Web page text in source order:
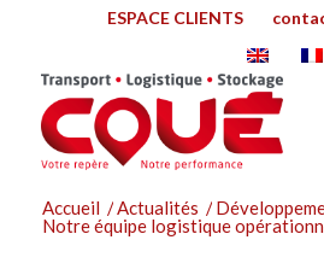
ESPACE CLIENTS
Accueil /Actualités /
Notre équipe logistique